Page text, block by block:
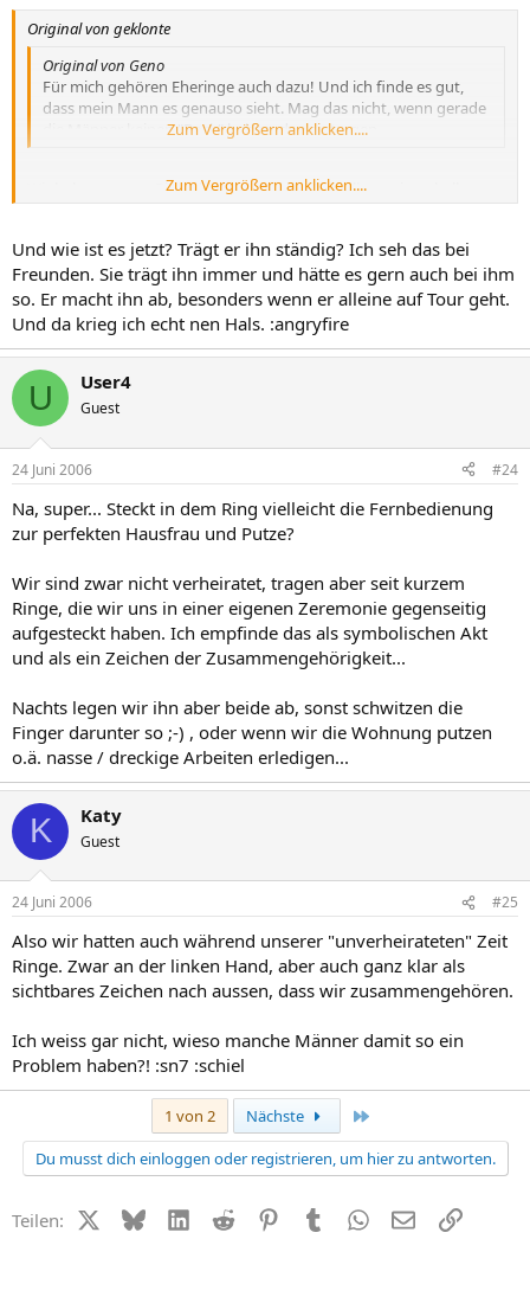
Original von geklonte
Original von Geno
Für mich gehören Eheringe auch dazu! Und ich finde es gut,
dass mein Mann es genauso sieht. Mag das nicht, wenn gerade
die Männer keinen "Bock" haben, den zu tragen.
Zum Vergrößern anklicken....
Wir haben unsere Ringe bewusst bei der Bestellung einen halben
Millimeter kleiner bestellt, bei meinem Mann sitzt er jetzt eigentlich
Ich weise meinen Mann ganz deutlich darauf hin, dass ich gerne
möchte, dass er seinen Ring dauernd trägt. Anfangs hat er ih nachts
auch abgemacht und ich habe ihn ihm wieder jeden Abend aufs
Neue aufgesteckt.
Zum Vergrößern anklicken....
Und wie ist es jetzt? Trägt er ihn ständig? Ich seh das bei
Freunden. Sie trägt ihn immer und hätte es gern auch bei ihm
so. Er macht ihn ab, besonders wenn er alleine auf Tour geht.
Und da krieg ich echt nen Hals. :angryfire
U User4
Guest
24 Juni 2006 #24
Na, super... Steckt in dem Ring vielleicht die Fernbedienung
zur perfekten Hausfrau und Putze?
Wir sind zwar nicht verheiratet, tragen aber seit kurzem
Ringe, die wir uns in einer eigenen Zeremonie gegenseitig
aufgesteckt haben. Ich empfinde das als symbolischen Akt
und als ein Zeichen der Zusammengehörigkeit...
Nachts legen wir ihn aber beide ab, sonst schwitzen die
Finger darunter so ;-) , oder wenn wir die Wohnung putzen
o.ä. nasse / dreckige Arbeiten erledigen...
K Katy
Guest
24 Juni 2006 #25
Also wir hatten auch während unserer "unverheirateten" Zeit
Ringe. Zwar an der linken Hand, aber auch ganz klar als
sichtbares Zeichen nach aussen, dass wir zusammengehören.
Ich weiss gar nicht, wieso manche Männer damit so ein
Problem haben?! :sn7 :schiel
1 von 2 Nächste
Du musst dich einloggen oder registrieren, um hier zu antworten.
Teilen: X (Twitter)
BlueskyLinkedIn
Reddit PinterestTumblr WhatsApp
E-MailLink